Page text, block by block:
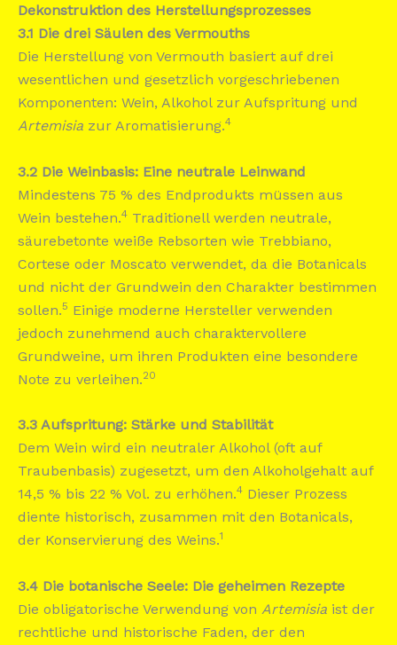
Dekonstruktion des Herstellungsprozesses
3.1 Die drei Säulen des Vermouths
Die Herstellung von Vermouth basiert auf drei
wesentlichen und gesetzlich vorgeschriebenen
Komponenten: Wein, Alkohol zur Aufspritung und
Artemisia zur Aromatisierung.4
3.2 Die Weinbasis: Eine neutrale Leinwand
Mindestens 75 % des Endprodukts müssen aus
Wein bestehen.4 Traditionell werden neutrale,
säurebetonte weiße Rebsorten wie Trebbiano,
Cortese oder Moscato verwendet, da die Botanicals
und nicht der Grundwein den Charakter bestimmen
sollen.5 Einige moderne Hersteller verwenden
jedoch zunehmend auch charaktervollere
Grundweine, um ihren Produkten eine besondere
Note zu verleihen.20
3.3 Aufspritung: Stärke und Stabilität
Dem Wein wird ein neutraler Alkohol (oft auf
Traubenbasis) zugesetzt, um den Alkoholgehalt auf
14,5 % bis 22 % Vol. zu erhöhen.4 Dieser Prozess
diente historisch, zusammen mit den Botanicals,
der Konservierung des Weins.1
3.4 Die botanische Seele: Die geheimen Rezepte
Die obligatorische Verwendung von Artemisia ist der
rechtliche und historische Faden, der den